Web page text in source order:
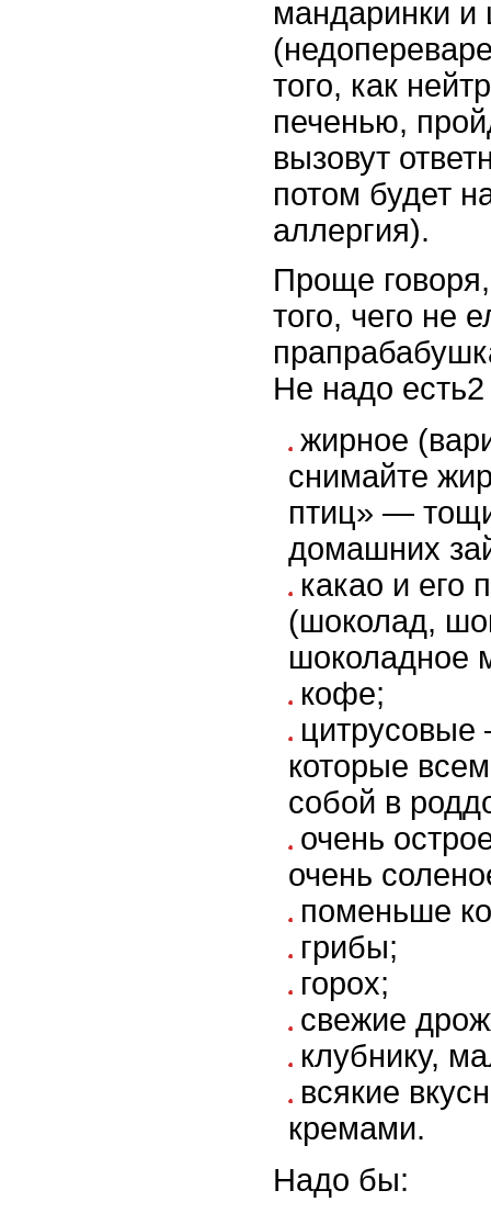
мандаринки и
того, как
печенью,
вызовут
потом будет
аллергия).
Проще говоря,
того, чего не
Не надо есть2
жирное
снимайте
птиц» —
домашних
какао и его
(шоколад,
шоколадное
кофе;
которые
собой в
очень
очень
поменьше
грибы;
горох;
свежие
клубнику,
всякие
кремами.
Надо бы: